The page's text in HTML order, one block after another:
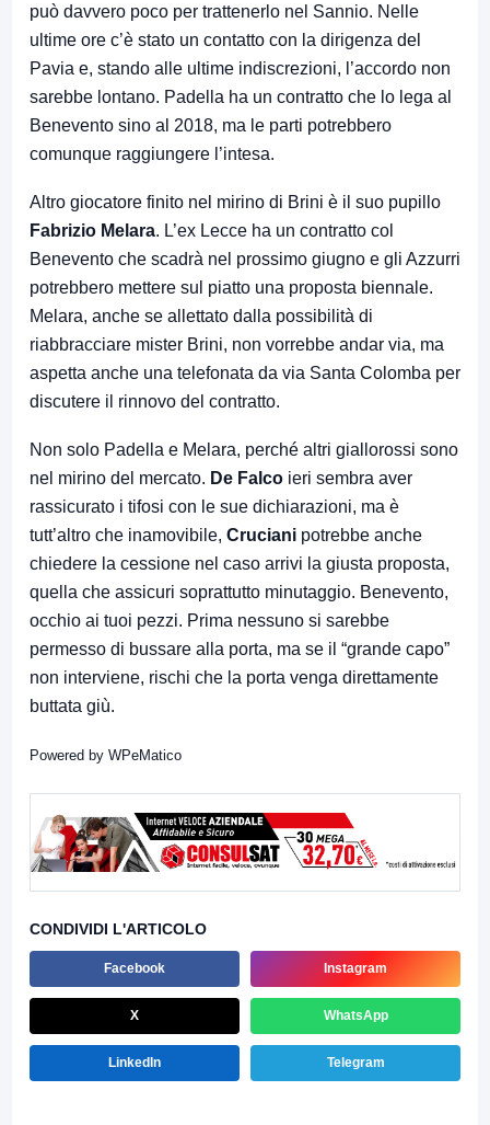
può davvero poco per trattenerlo nel Sannio. Nelle
ultime ore c’è stato un contatto con la dirigenza del
Pavia e, stando alle ultime indiscrezioni, l’accordo non
sarebbe lontano. Padella ha un contratto che lo lega al
Benevento sino al 2018, ma le parti potrebbero
comunque raggiungere l’intesa.
Altro giocatore finito nel mirino di Brini è il suo pupillo
Fabrizio Melara. L’ex Lecce ha un contratto col
Benevento che scadrà nel prossimo giugno e gli Azzurri
potrebbero mettere sul piatto una proposta biennale.
Melara, anche se allettato dalla possibilità di
riabbracciare mister Brini, non vorrebbe andar via, ma
aspetta anche una telefonata da via Santa Colomba per
discutere il rinnovo del contratto.
Non solo Padella e Melara, perché altri giallorossi sono
nel mirino del mercato. De Falco ieri sembra aver
rassicurato i tifosi con le sue dichiarazioni, ma è
tutt’altro che inamovibile, Cruciani potrebbe anche
chiedere la cessione nel caso arrivi la giusta proposta,
quella che assicuri soprattutto minutaggio. Benevento,
occhio ai tuoi pezzi. Prima nessuno si sarebbe
permesso di bussare alla porta, ma se il “grande capo”
non interviene, rischi che la porta venga direttamente
buttata giù.
Powered by WPeMatico
CONDIVIDI L'ARTICOLO
Facebook Instagram
X WhatsApp
LinkedIn Telegram